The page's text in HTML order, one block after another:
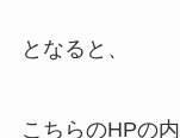
となると、
こちらのHPの